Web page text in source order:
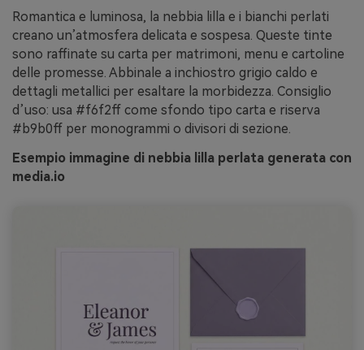
Romantica e luminosa, la nebbia lilla e i bianchi perlati
creano un’atmosfera delicata e sospesa. Queste tinte
sono raffinate su carta per matrimoni, menu e cartoline
delle promesse. Abbinale a inchiostro grigio caldo e
dettagli metallici per esaltare la morbidezza. Consiglio
d’uso: usa #f6f2ff come sfondo tipo carta e riserva
#b9b0ff per monogrammi o divisori di sezione.
Esempio immagine di nebbia lilla perlata generata con
media.io